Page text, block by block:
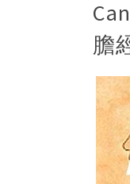
膽